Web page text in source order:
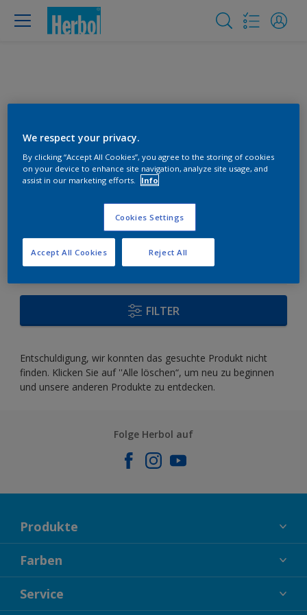
Farbe wählen
Welche Produkte brauchst
du?
FILTER
Entschuldigung, wir konnten das gesuchte Produkt nicht
finden. Klicken Sie auf ''Alle löschen“, um neu zu beginnen
und unsere anderen Produkte zu entdecken.
Folge Herbol auf
Produkte
FASSADENFARBEN
INNENFARBEN
LACKE
Farben
KOLLEKTIONEN
FARBTRENDS
Service
We respect your privacy.
By clicking “Accept All Cookies”, you agree to the storing of cookies
on your device to enhance site navigation, analyze site usage, and
assist in our marketing efforts.
Info
Cookies Settings
Reject All
Accept All Cookies